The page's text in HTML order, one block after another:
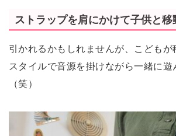
ストラップを肩にかけて子供と移
引かれるかもしれませんが、こども
スタイルで音源を掛けながら一緒に遊
（笑）